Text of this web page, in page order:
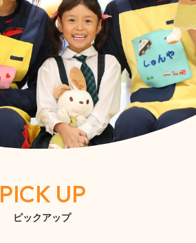
入試情報
キャンパスライフ
ニュース
社会連携センター
PICK UP
ピックアップ